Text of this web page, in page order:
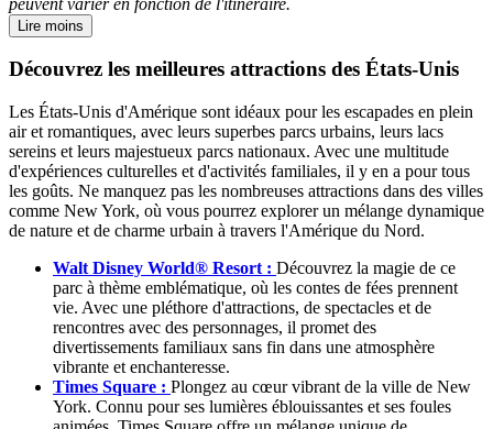
Lire moins
Découvrez les meilleures attractions des États-Unis
Les États-Unis d'Amérique sont idéaux pour les escapades en plein
air et romantiques, avec leurs superbes parcs urbains, leurs lacs
sereins et leurs majestueux parcs nationaux. Avec une multitude
d'expériences culturelles et d'activités familiales, il y en a pour tous
les goûts. Ne manquez pas les nombreuses attractions dans des villes
comme New York, où vous pourrez explorer un mélange dynamique
de nature et de charme urbain à travers l'Amérique du Nord.
Walt Disney World® Resort : Découvrez la magie de ce
parc à thème emblématique, où les contes de fées prennent
vie. Avec une pléthore d'attractions, de spectacles et de
rencontres avec des personnages, il promet des
divertissements familiaux sans fin dans une atmosphère
vibrante et enchanteresse.
Times Square : Plongez au cœur vibrant de la ville de New
York. Connu pour ses lumières éblouissantes et ses foules